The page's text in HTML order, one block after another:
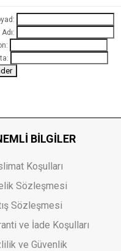
BILGILER
Koşulları
Sözleşmesi
Sözleşmesi
ve İade Koşulları
ve Güvenlik